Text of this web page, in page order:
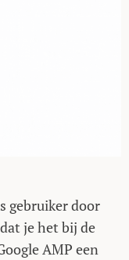
gebruiker door
je het bij de
AMP een